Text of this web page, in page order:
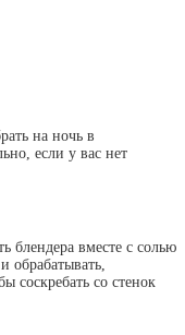
на ночь в
если у вас нет
блендера вместе с солью
обрабатывать,
соскребать со стенок